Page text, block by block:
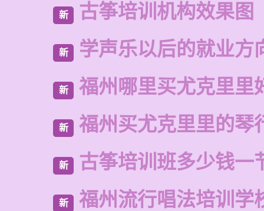
新 古筝培训机构效果图
新 学声乐以后的就业方
新 福州哪里买尤克里里
新 福州买尤克里里的琴
新 古筝培训班多少钱一
新 福州流行唱法培训学